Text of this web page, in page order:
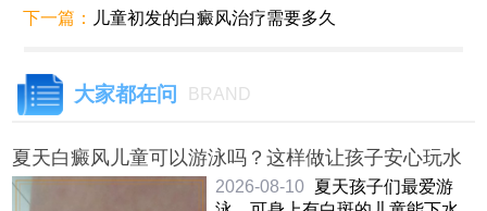
下一篇：
儿童初发的白癜风治疗需要多久
大家都在问 BRAND
夏天白癜风儿童可以游泳吗？这样做让孩子安心玩水
2026-08-10 夏天孩子们最爱游